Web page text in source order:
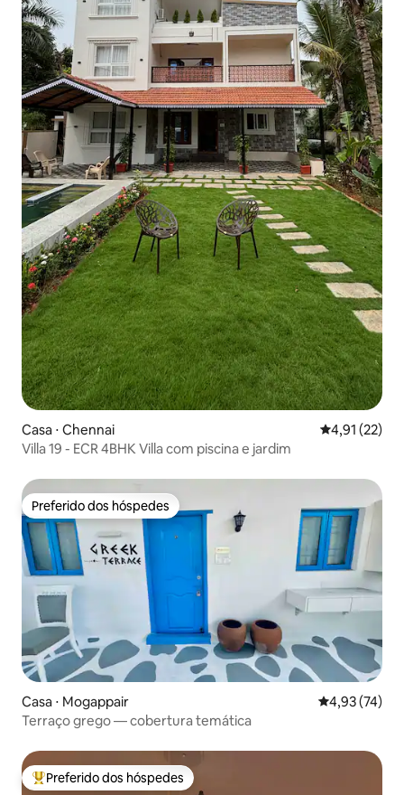
Casa ⋅ Chennai 4,91 de uma
4,91 (22)
Villa 19 - ECR 4BHK Villa com piscina e jardim
Preferido dos hóspedes
Preferido dos hóspedes
Casa ⋅ Mogappair 4,93 de uma
4,93 (74)
Terraço grego — cobertura temática
Entre os melhores preferidos dos hóspedes
Preferido dos hóspedes